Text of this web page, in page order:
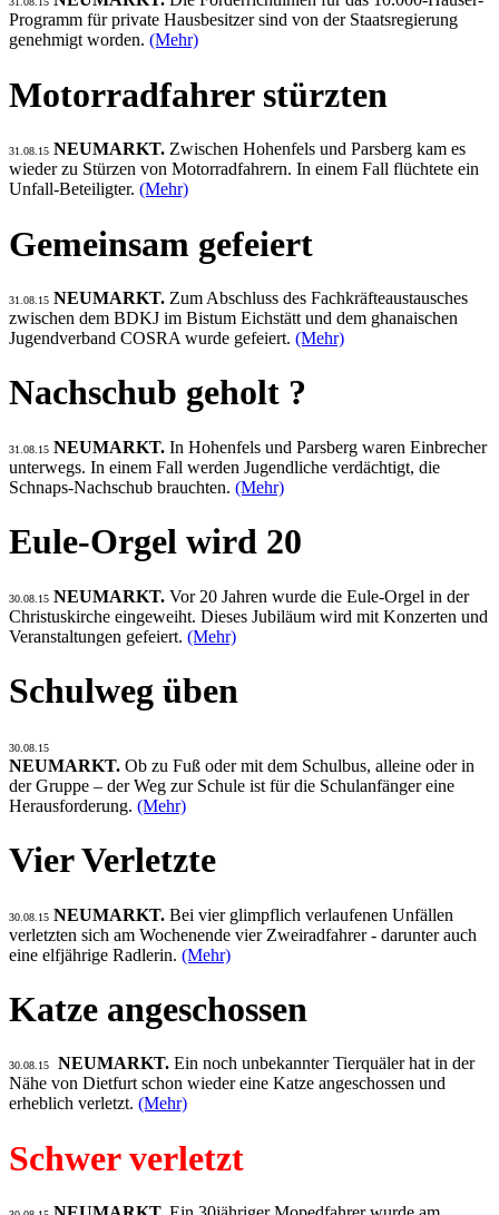
Programm für private Hausbesitzer sind von der Staatsregierung
genehmigt worden. (Mehr)
Motorradfahrer stürzten
31.08.15 NEUMARKT. Zwischen Hohenfels und Parsberg kam es
wieder zu Stürzen von Motorradfahrern. In einem Fall flüchtete ein
Unfall-Beteiligter. (Mehr)
Gemeinsam gefeiert
31.08.15 NEUMARKT. Zum Abschluss des Fachkräfteaustausches
zwischen dem BDKJ im Bistum Eichstätt und dem ghanaischen
Jugendverband COSRA wurde gefeiert. (Mehr)
Nachschub geholt ?
31.08.15 NEUMARKT. In Hohenfels und Parsberg waren Einbrecher
unterwegs. In einem Fall werden Jugendliche verdächtigt, die
Schnaps-Nachschub brauchten. (Mehr)
Eule-Orgel wird 20
30.08.15 NEUMARKT. Vor 20 Jahren wurde die Eule-Orgel in der
Christuskirche eingeweiht. Dieses Jubiläum wird mit Konzerten und
Veranstaltungen gefeiert. (Mehr)
Schulweg üben
30.08.15
NEUMARKT. Ob zu Fuß oder mit dem Schulbus, alleine oder in
der Gruppe – der Weg zur Schule ist für die Schulanfänger eine
Herausforderung. (Mehr)
Vier Verletzte
30.08.15 NEUMARKT. Bei vier glimpflich verlaufenen Unfällen
verletzten sich am Wochenende vier Zweiradfahrer - darunter auch
eine elfjährige Radlerin. (Mehr)
Katze angeschossen
30.08.15 NEUMARKT. Ein noch unbekannter Tierquäler hat in der
Nähe von Dietfurt schon wieder eine Katze angeschossen und
erheblich verletzt. (Mehr)
Schwer verletzt